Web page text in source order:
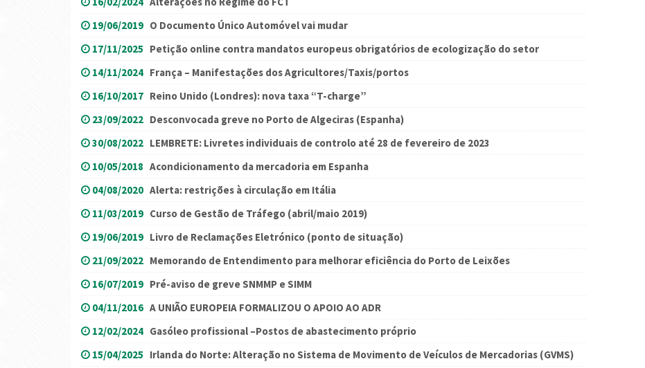
19/06/2019 O Documento Único Automóvel vai mudar
17/11/2025 Petição online contra mandatos europeus obrigatórios de ecologização do setor
14/11/2024 França – Manifestações dos Agricultores/Taxis/portos
16/10/2017 Reino Unido (Londres): nova taxa “T-charge”
23/09/2022 Desconvocada greve no Porto de Algeciras (Espanha)
30/08/2022 LEMBRETE: Livretes individuais de controlo até 28 de fevereiro de 2023
10/05/2018 Acondicionamento da mercadoria em Espanha
04/08/2020 Alerta: restrições à circulação em Itália
11/03/2019 Curso de Gestão de Tráfego (abril/maio 2019)
19/06/2019 Livro de Reclamações Eletrónico (ponto de situação)
21/09/2022 Memorando de Entendimento para melhorar eficiência do Porto de Leixões
16/07/2019 Pré-aviso de greve SNMMP e SIMM
04/11/2016 A UNIÃO EUROPEIA FORMALIZOU O APOIO AO ADR
12/02/2024 Gasóleo profissional –Postos de abastecimento próprio
15/04/2025 Irlanda do Norte: Alteração no Sistema de Movimento de Veículos de Mercadorias (GVMS)